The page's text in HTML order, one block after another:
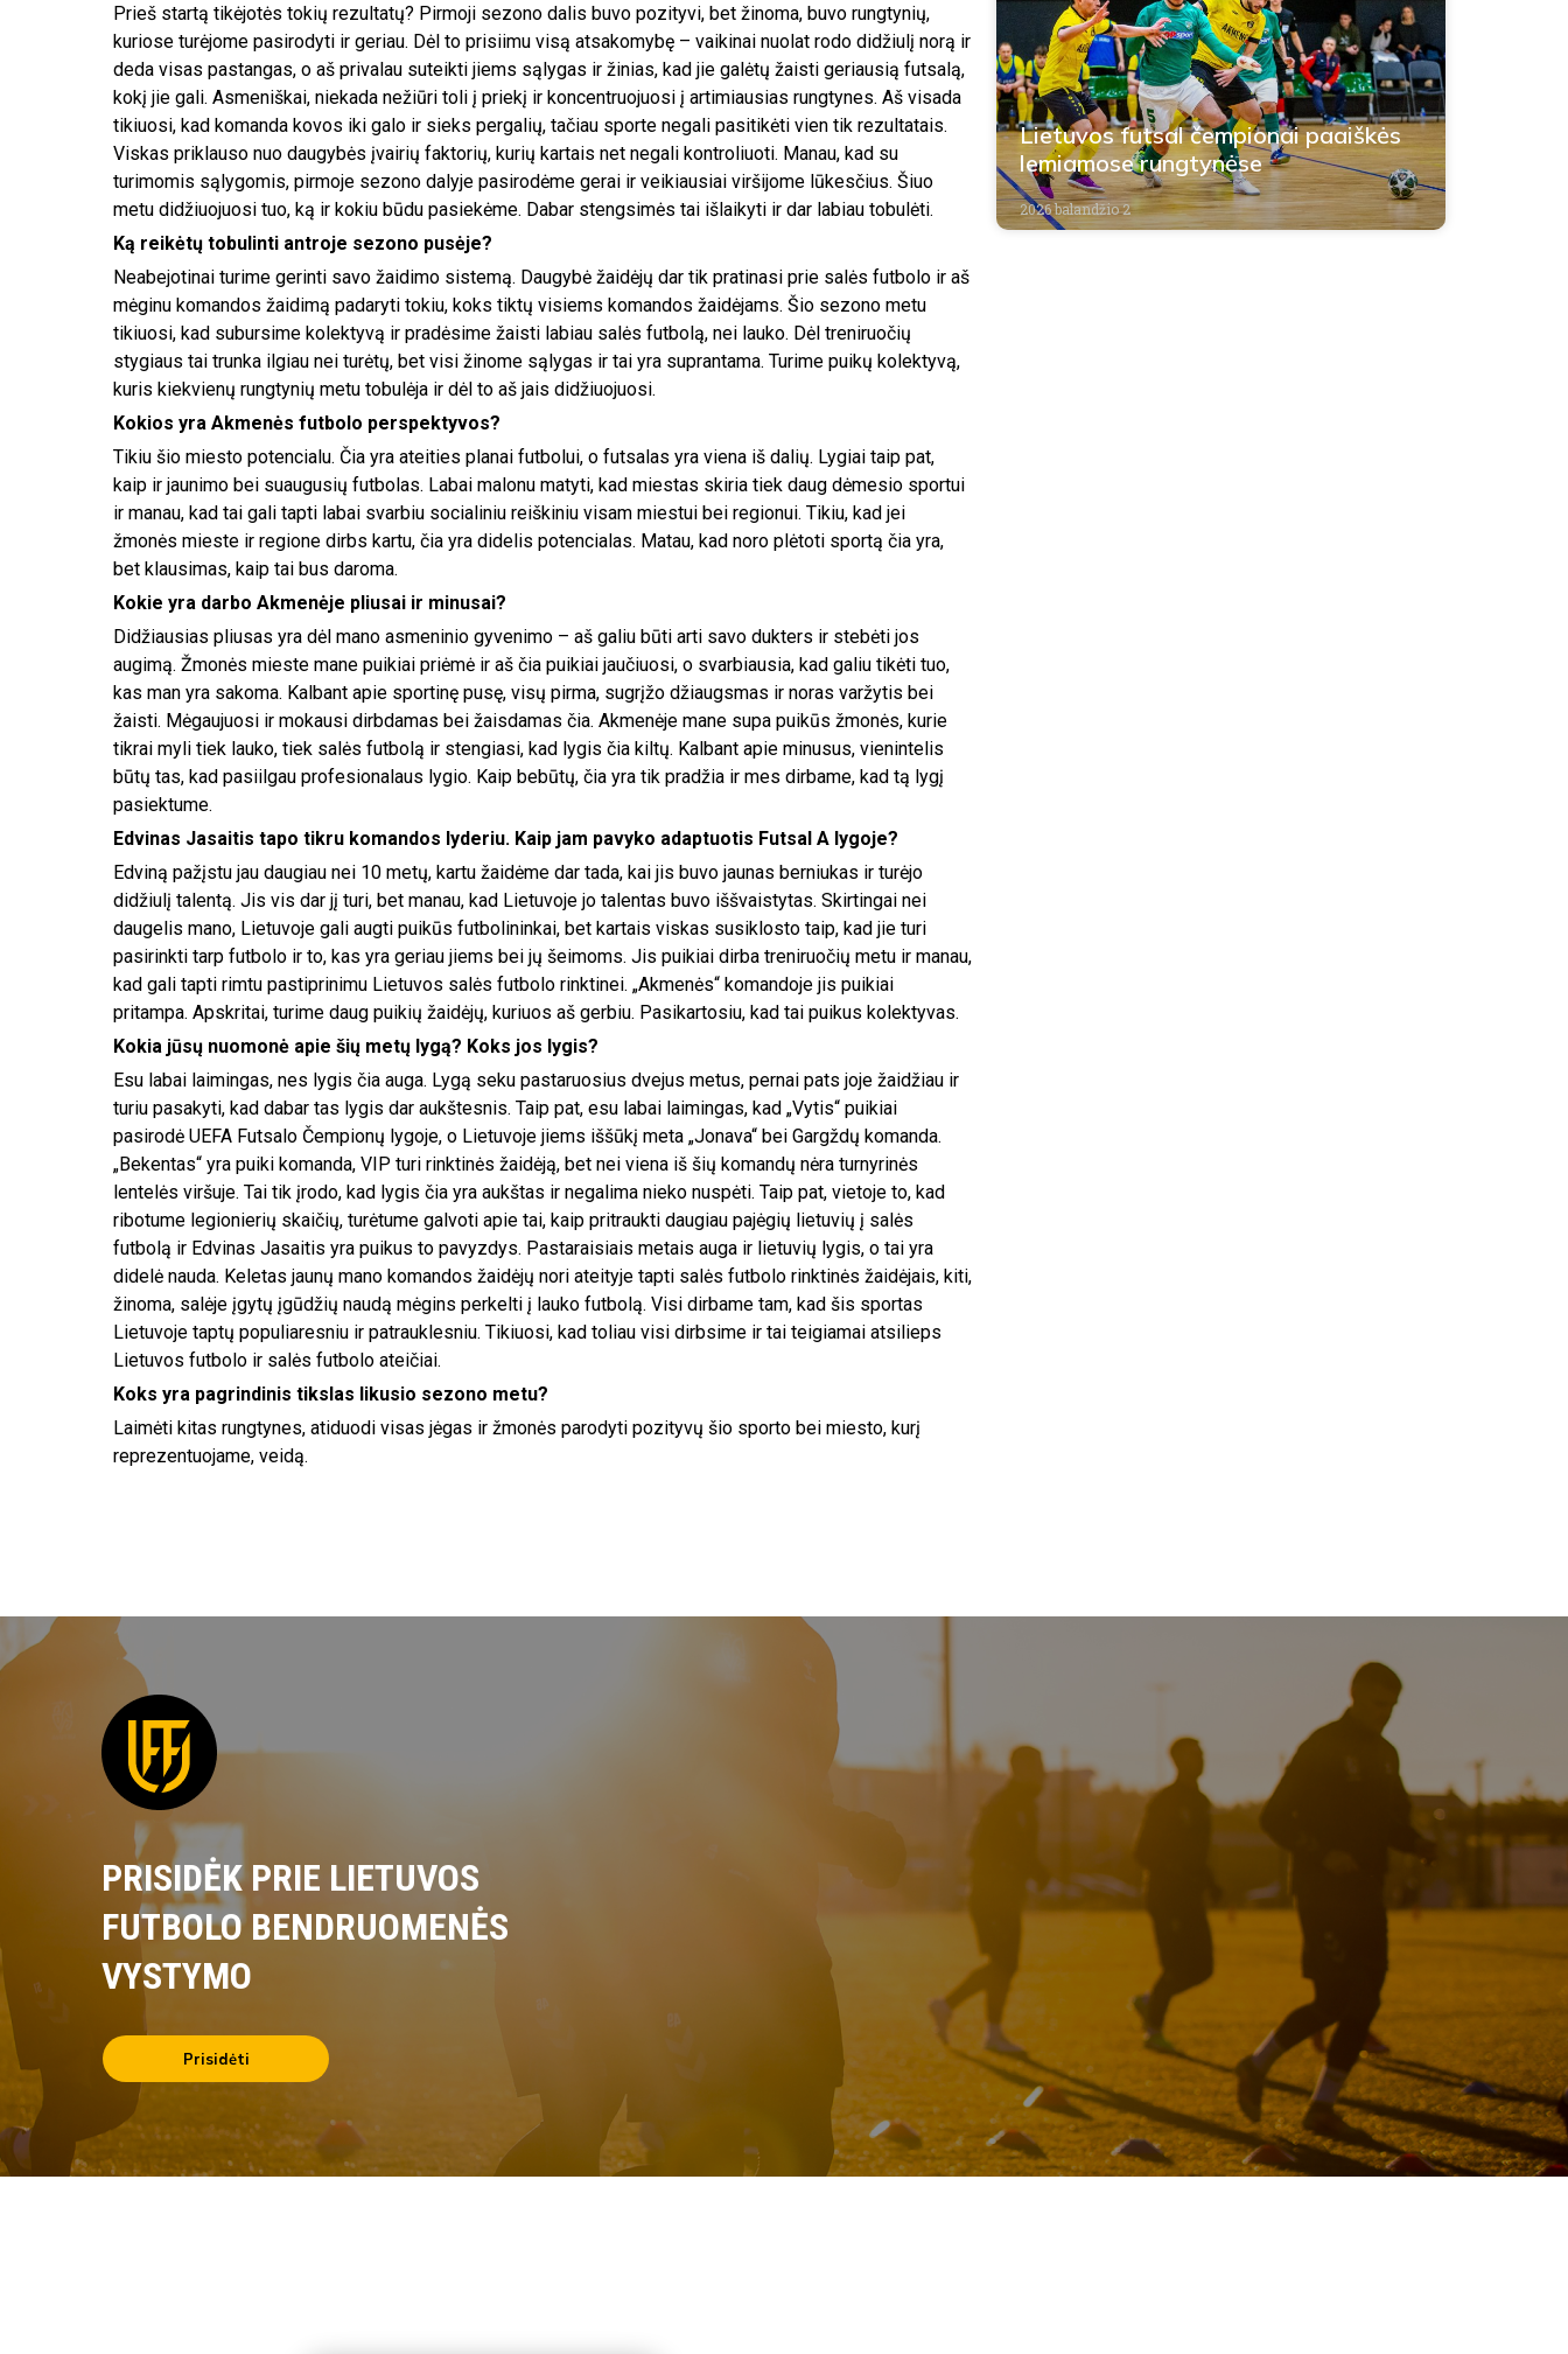
Prieš startą tikėjotės tokių rezultatų? Pirmoji sezono dalis buvo pozityvi, bet žinoma, buvo rungtynių,
kuriose turėjome pasirodyti ir geriau. Dėl to prisiimu visą atsakomybę – vaikinai nuolat rodo didžiulį norą ir
deda visas pastangas, o aš privalau suteikti jiems sąlygas ir žinias, kad jie galėtų žaisti geriausią futsalą,
kokį jie gali. Asmeniškai, niekada nežiūri toli į priekį ir koncentruojuosi į artimiausias rungtynes. Aš visada
tikiuosi, kad komanda kovos iki galo ir sieks pergalių, tačiau sporte negali pasitikėti vien tik rezultatais.
Viskas priklauso nuo daugybės įvairių faktorių, kurių kartais net negali kontroliuoti. Manau, kad su
turimomis sąlygomis, pirmoje sezono dalyje pasirodėme gerai ir veikiausiai viršijome lūkesčius. Šiuo
metu didžiuojuosi tuo, ką ir kokiu būdu pasiekėme. Dabar stengsimės tai išlaikyti ir dar labiau tobulėti.
Ką reikėtų tobulinti antroje sezono pusėje?
Neabejotinai turime gerinti savo žaidimo sistemą. Daugybė žaidėjų dar tik pratinasi prie salės futbolo ir aš
mėginu komandos žaidimą padaryti tokiu, koks tiktų visiems komandos žaidėjams. Šio sezono metu
tikiuosi, kad subursime kolektyvą ir pradėsime žaisti labiau salės futbolą, nei lauko. Dėl treniruočių
stygiaus tai trunka ilgiau nei turėtų, bet visi žinome sąlygas ir tai yra suprantama. Turime puikų kolektyvą,
kuris kiekvienų rungtynių metu tobulėja ir dėl to aš jais didžiuojuosi.
Kokios yra Akmenės futbolo perspektyvos?
Tikiu šio miesto potencialu. Čia yra ateities planai futbolui, o futsalas yra viena iš dalių. Lygiai taip pat,
kaip ir jaunimo bei suaugusių futbolas. Labai malonu matyti, kad miestas skiria tiek daug dėmesio sportui
ir manau, kad tai gali tapti labai svarbiu socialiniu reiškiniu visam miestui bei regionui. Tikiu, kad jei
žmonės mieste ir regione dirbs kartu, čia yra didelis potencialas. Matau, kad noro plėtoti sportą čia yra,
bet klausimas, kaip tai bus daroma.
Kokie yra darbo Akmenėje pliusai ir minusai?
Didžiausias pliusas yra dėl mano asmeninio gyvenimo – aš galiu būti arti savo dukters ir stebėti jos
augimą. Žmonės mieste mane puikiai priėmė ir aš čia puikiai jaučiuosi, o svarbiausia, kad galiu tikėti tuo,
kas man yra sakoma. Kalbant apie sportinę pusę, visų pirma, sugrįžo džiaugsmas ir noras varžytis bei
žaisti. Mėgaujuosi ir mokausi dirbdamas bei žaisdamas čia. Akmenėje mane supa puikūs žmonės, kurie
tikrai myli tiek lauko, tiek salės futbolą ir stengiasi, kad lygis čia kiltų. Kalbant apie minusus, vienintelis
būtų tas, kad pasiilgau profesionalaus lygio. Kaip bebūtų, čia yra tik pradžia ir mes dirbame, kad tą lygį
pasiektume.
Edvinas Jasaitis tapo tikru komandos lyderiu. Kaip jam pavyko adaptuotis Futsal A lygoje?
Edviną pažįstu jau daugiau nei 10 metų, kartu žaidėme dar tada, kai jis buvo jaunas berniukas ir turėjo
didžiulį talentą. Jis vis dar jį turi, bet manau, kad Lietuvoje jo talentas buvo iššvaistytas. Skirtingai nei
daugelis mano, Lietuvoje gali augti puikūs futbolininkai, bet kartais viskas susiklosto taip, kad jie turi
pasirinkti tarp futbolo ir to, kas yra geriau jiems bei jų šeimoms. Jis puikiai dirba treniruočių metu ir manau,
kad gali tapti rimtu pastiprinimu Lietuvos salės futbolo rinktinei. „Akmenės“ komandoje jis puikiai
pritampa. Apskritai, turime daug puikių žaidėjų, kuriuos aš gerbiu. Pasikartosiu, kad tai puikus kolektyvas.
Kokia jūsų nuomonė apie šių metų lygą? Koks jos lygis?
Esu labai laimingas, nes lygis čia auga. Lygą seku pastaruosius dvejus metus, pernai pats joje žaidžiau ir
turiu pasakyti, kad dabar tas lygis dar aukštesnis. Taip pat, esu labai laimingas, kad „Vytis“ puikiai
pasirodė UEFA Futsalo Čempionų lygoje, o Lietuvoje jiems iššūkį meta „Jonava“ bei Gargždų komanda.
„Bekentas“ yra puiki komanda, VIP turi rinktinės žaidėją, bet nei viena iš šių komandų nėra turnyrinės
lentelės viršuje. Tai tik įrodo, kad lygis čia yra aukštas ir negalima nieko nuspėti. Taip pat, vietoje to, kad
ribotume legionierių skaičių, turėtume galvoti apie tai, kaip pritraukti daugiau pajėgių lietuvių į salės
futbolą ir Edvinas Jasaitis yra puikus to pavyzdys. Pastaraisiais metais auga ir lietuvių lygis, o tai yra
didelė nauda. Keletas jaunų mano komandos žaidėjų nori ateityje tapti salės futbolo rinktinės žaidėjais, kiti,
žinoma, salėje įgytų įgūdžių naudą mėgins perkelti į lauko futbolą. Visi dirbame tam, kad šis sportas
Lietuvoje taptų populiaresniu ir patrauklesniu. Tikiuosi, kad toliau visi dirbsime ir tai teigiamai atsilieps
Lietuvos futbolo ir salės futbolo ateičiai.
Koks yra pagrindinis tikslas likusio sezono metu?
Laimėti kitas rungtynes, atiduodi visas jėgas ir žmonės parodyti pozityvų šio sporto bei miesto, kurį
reprezentuojame, veidą.
Lietuvos futsal čempionai paaiškės
lemiamose rungtynėse
2026 balandžio 2
PRISIDĖK PRIE LIETUVOS
FUTBOLO BENDRUOMENĖS
VYSTYMO
Prisidėti